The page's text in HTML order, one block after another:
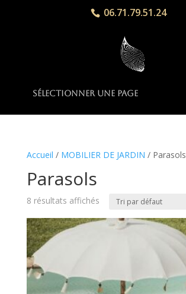
06.71.79.51.24
Sélectionner une page
Accueil / MOBILIER DE JARDIN / Parasols
Parasols
8 résultats affichés